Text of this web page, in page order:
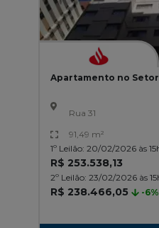
Apartamento no Setor
Rua 31
91,49 m²
1º Leilão: 20/02/2026 às
R$ 253.538,13
2º Leilão: 23/02/2026 às
R$ 238.466,05 -6%